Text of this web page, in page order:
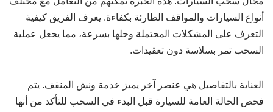
أنواع السيارات والمواقف الطارئة بكفاءة. يعرف الفريق كيفية
التعرف على المشكلات المحتملة وحلها بسرعة، مما يجعل عملية
السحب تمر بسلاسة دون تعقيدات.
العناية بالتفاصيل هي عنصر آخر يميز خدمة ونش المنقف. يتم
فحص الحالة العامة للسيارة قبل البدء في السحب للتأكد من أنها